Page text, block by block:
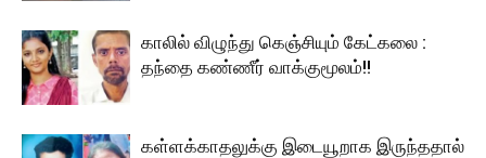
காலில் விழுந்து கெஞ்சியும் கேட்கலை :
தந்தை கண்ணீர் வாக்குமூலம்!!
கள்ளக்காதலுக்கு இடையூறாக இருந்ததால்